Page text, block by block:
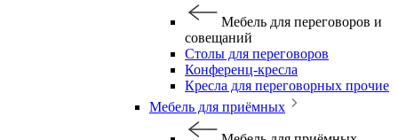
Мебель для переговоров и
совещаний
Столы для переговоров
Конференц-кресла
Кресла для переговорных прочие
Мебель для приёмных